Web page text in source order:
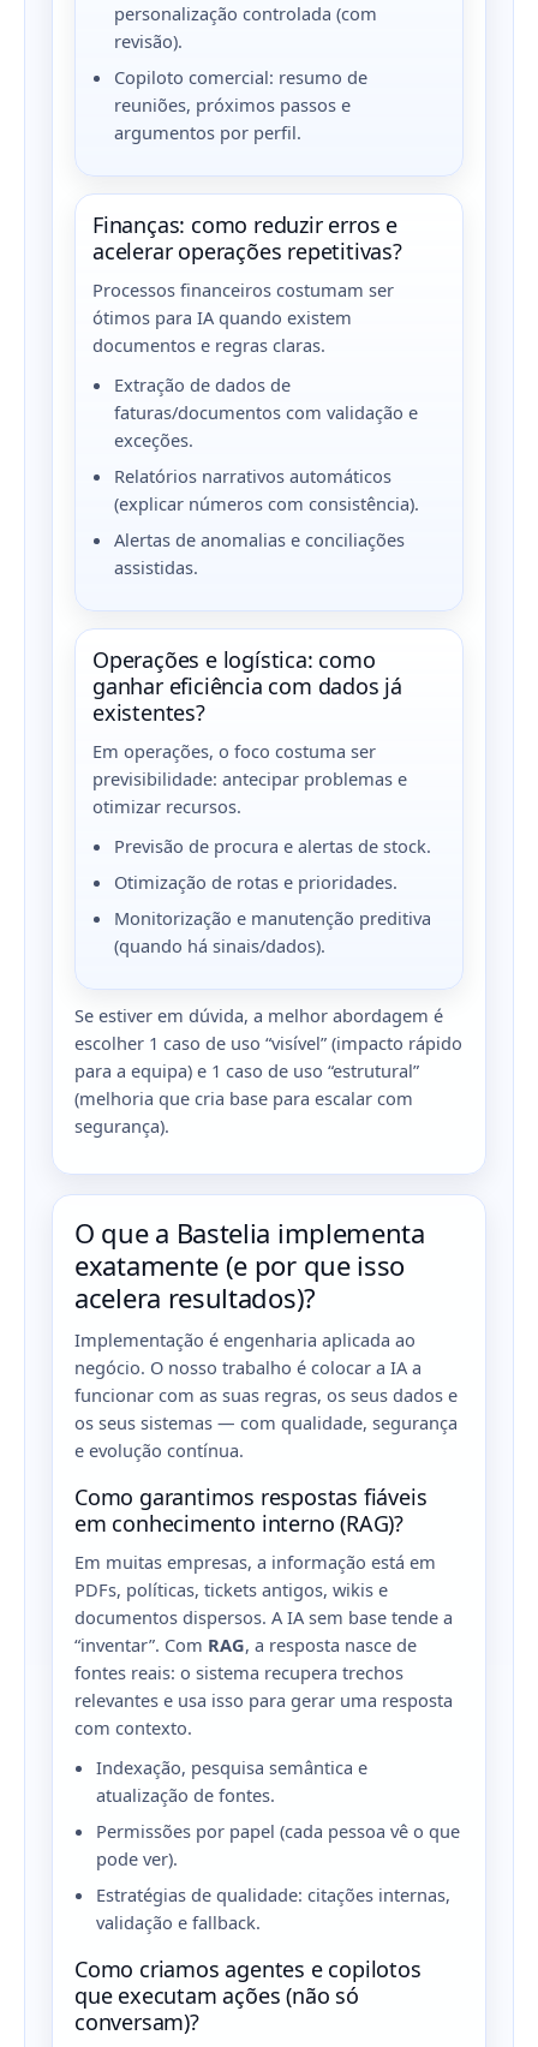
personalização controlada (com
revisão).
Copiloto comercial: resumo de
reuniões, próximos passos e
argumentos por perfil.
Finanças: como reduzir erros e
acelerar operações repetitivas?
Processos financeiros costumam ser
ótimos para IA quando existem
documentos e regras claras.
Extração de dados de
faturas/documentos com validação e
exceções.
Relatórios narrativos automáticos
(explicar números com consistência).
Alertas de anomalias e conciliações
assistidas.
Operações e logística: como
ganhar eficiência com dados já
existentes?
Em operações, o foco costuma ser
previsibilidade: antecipar problemas e
otimizar recursos.
Previsão de procura e alertas de stock.
Otimização de rotas e prioridades.
Monitorização e manutenção preditiva
(quando há sinais/dados).
Se estiver em dúvida, a melhor abordagem é
escolher 1 caso de uso “visível” (impacto rápido
para a equipa) e 1 caso de uso “estrutural”
(melhoria que cria base para escalar com
segurança).
O que a Bastelia implementa
exatamente (e por que isso
acelera resultados)?
Implementação é engenharia aplicada ao
negócio. O nosso trabalho é colocar a IA a
funcionar com as suas regras, os seus dados e
os seus sistemas — com qualidade, segurança
e evolução contínua.
Como garantimos respostas fiáveis
em conhecimento interno (RAG)?
Em muitas empresas, a informação está em
PDFs, políticas, tickets antigos, wikis e
documentos dispersos. A IA sem base tende a
“inventar”. Com RAG, a resposta nasce de
fontes reais: o sistema recupera trechos
relevantes e usa isso para gerar uma resposta
com contexto.
Indexação, pesquisa semântica e
atualização de fontes.
Permissões por papel (cada pessoa vê o que
pode ver).
Estratégias de qualidade: citações internas,
validação e fallback.
Como criamos agentes e copilotos
que executam ações (não só
conversam)?